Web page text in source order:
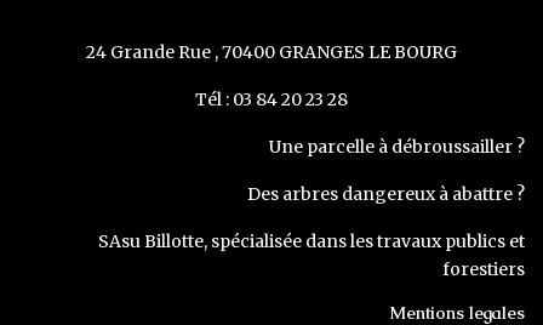
24 Grande Rue , 70400 GRANGES LE BOURG
Tél : 03 84 20 23 28
Une parcelle à débroussailler ?
Des arbres dangereux à abattre ?
SAsu Billotte, spécialisée dans les travaux publics et
forestiers
Mentions legales